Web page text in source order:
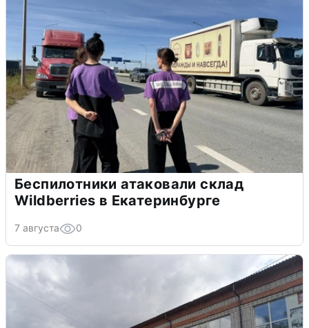
Беспилотники атаковали склад
Wildberries в Екатеринбурге
7 августа 0